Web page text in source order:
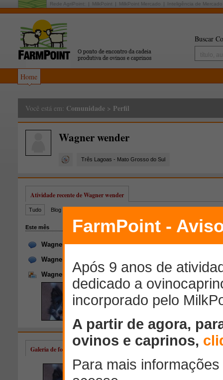
Rede AgriPoint: MilkPoint MilkPoint Mercado Inteligência de Mercado
Buscar
Home
Você está em: Comunidade > Perfil
Wagner wender
Três Lagoas - Mato Grosso do Sul
Galeria de fotos de Wagner wender